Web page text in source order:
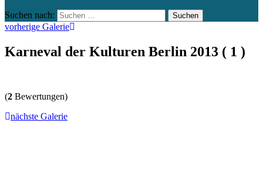
Suchen nach:
vorherige Galerie
Karneval der Kulturen Berlin 2013 ( 1 )
(2 Bewertungen)
nächste Galerie